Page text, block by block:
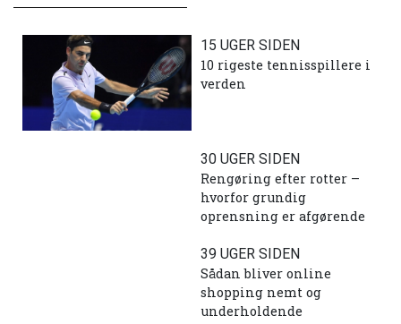
15 UGER SIDEN
10 rigeste tennisspillere i
verden
30 UGER SIDEN
Rengøring efter rotter –
hvorfor grundig
oprensning er afgørende
39 UGER SIDEN
Sådan bliver online
shopping nemt og
underholdende